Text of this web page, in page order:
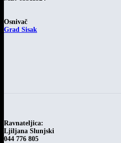
Osnivač
Grad Sisak
Ravnateljica:
Ljiljana Slunjski
044 776 805